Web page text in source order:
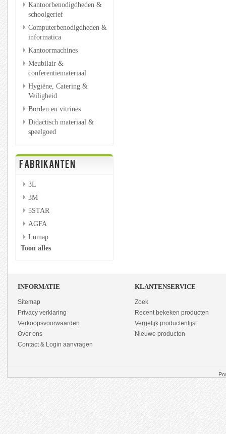
Kantoorbenodigdheden &
schoolgerief
Computerbenodigdheden &
informatica
Kantoormachines
Meubilair &
conferentiemateriaal
Hygiëne, Catering &
Veiligheid
Borden en vitrines
Didactisch materiaal &
speelgoed
FABRIKANTEN
3L
3M
5STAR
AGFA
Lumap
Toon alles
INFORMATIE
Sitemap
Privacy verklaring
Verkoopsvoorwaarden
Over ons
Contact & Login aanvragen
KLANTENSERVICE
Zoek
Recent bekeken producten
Vergelijk productenlijst
Nieuwe producten